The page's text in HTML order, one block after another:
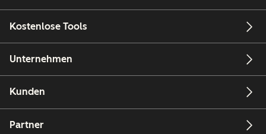
Kostenlose Tools
Unternehmen
Kunden
Partner